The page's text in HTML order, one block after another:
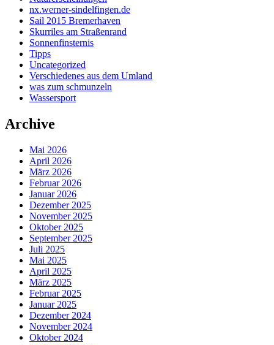
nx.werner-sindelfingen.de
Sail 2015 Bremerhaven
Skurriles am Straßenrand
Sonnenfinsternis
Tipps
Uncategorized
Verschiedenes aus dem Umland
was zum schmunzeln
Wassersport
Archive
Mai 2026
April 2026
März 2026
Februar 2026
Januar 2026
Dezember 2025
November 2025
Oktober 2025
September 2025
Juli 2025
Mai 2025
April 2025
März 2025
Februar 2025
Januar 2025
Dezember 2024
November 2024
Oktober 2024